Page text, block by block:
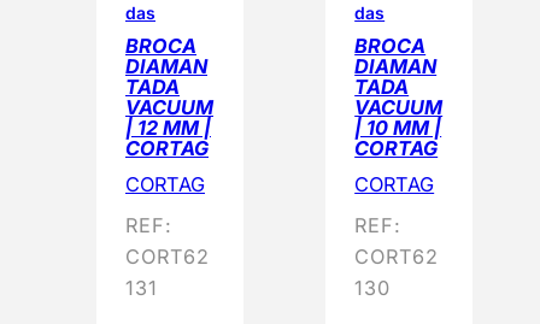
das
BROCA
DIAMAN
TADA
VACUUM
| 12 MM |
CORTAG
CORTAG
REF:
CORT62
131
das
BROCA
DIAMAN
TADA
VACUUM
| 10 MM |
CORTAG
CORTAG
REF:
CORT62
130